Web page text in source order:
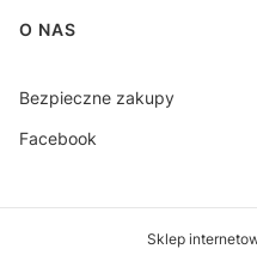
O NAS
Bezpieczne zakupy
Facebook
Sklep